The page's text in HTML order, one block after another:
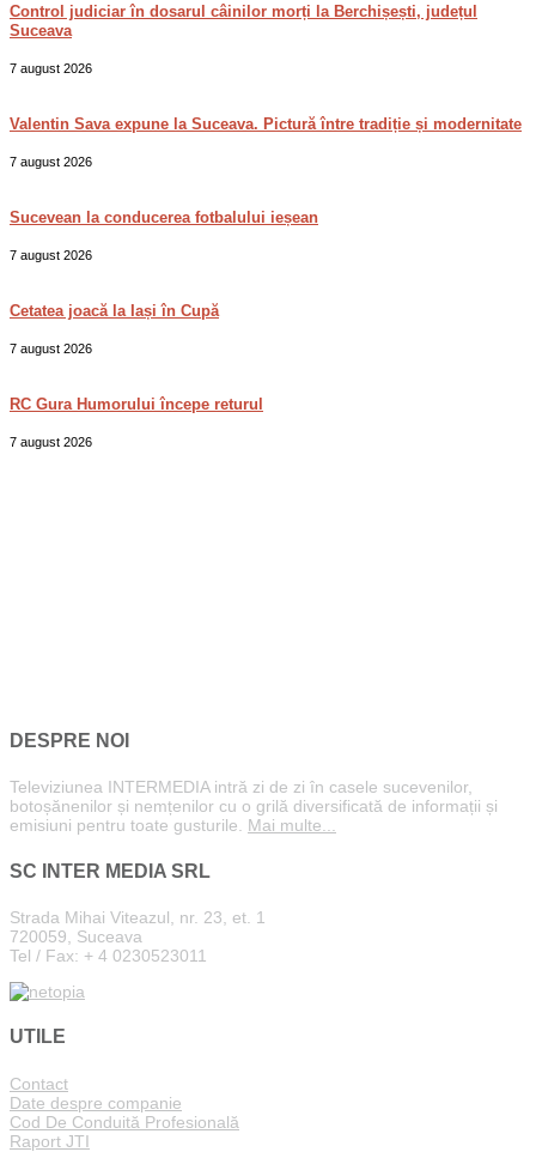
Control judiciar în dosarul câinilor morți la Berchișești, județul
Suceava
7 august 2026
Valentin Sava expune la Suceava. Pictură între tradiție și modernitate
7 august 2026
Sucevean la conducerea fotbalului ieșean
7 august 2026
Cetatea joacă la Iași în Cupă
7 august 2026
RC Gura Humorului începe returul
7 august 2026
DESPRE NOI
Televiziunea INTERMEDIA intră zi de zi în casele sucevenilor,
botoșănenilor și nemțenilor cu o grilă diversificată de informații și
emisiuni pentru toate gusturile. Mai multe...
SC INTER MEDIA SRL
Strada Mihai Viteazul, nr. 23, et. 1
720059, Suceava
Tel / Fax: + 4 0230523011
UTILE
Contact
Date despre companie
Cod De Conduită Profesională
Raport JTI